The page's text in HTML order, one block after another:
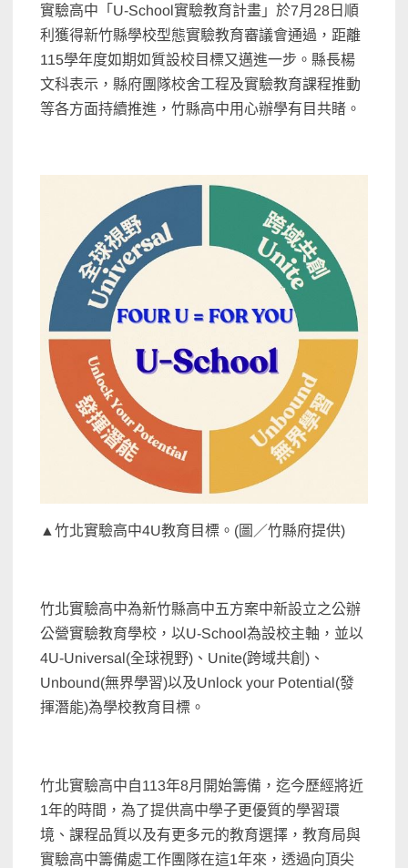
實驗高中「U-School實驗教育計畫」於7月28日順
利獲得新竹縣學校型態實驗教育審議會通過，距離
115學年度如期如質設校目標又邁進一步。縣長楊
文科表示，縣府團隊校舍工程及實驗教育課程推動
等各方面持續推進，竹縣高中用心辦學有目共睹。
▲竹北實驗高中4U教育目標。(圖／竹縣府提供)
竹北實驗高中為新竹縣高中五方案中新設立之公辦
公營實驗教育學校，以U-School為設校主軸，並以
4U-Universal(全球視野)、Unite(跨域共創)、
Unbound(無界學習)以及Unlock your Potential(發
揮潛能)為學校教育目標。
竹北實驗高中自113年8月開始籌備，迄今歷經將近
1年的時間，為了提供高中學子更優質的學習環
境、課程品質以及有更多元的教育選擇，教育局與
實驗高中籌備處工作團隊在這1年來，透過向頂尖